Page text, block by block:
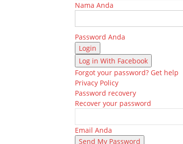
Nama Anda
Password Anda
Log in With Facebook
Forgot your password? Get help
Privacy Policy
Password recovery
Recover your password
Email Anda